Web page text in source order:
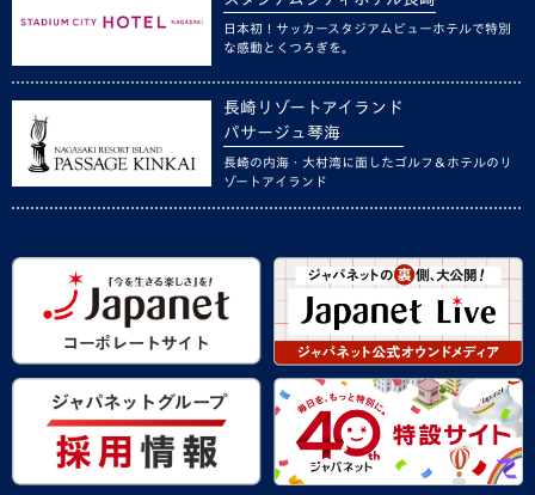
日本初！サッカースタジアムビューホテルで特別
な感動とくつろぎを。
長崎リゾートアイランド
パサージュ琴海
長崎の内海・大村湾に面したゴルフ＆ホテルのリ
ゾートアイランド